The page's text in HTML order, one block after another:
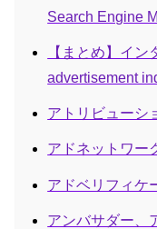
Search Engine
【まとめ】イ
advertisement
アトリビュー
アドネットワ
アドベリフィ
アンバサダー、